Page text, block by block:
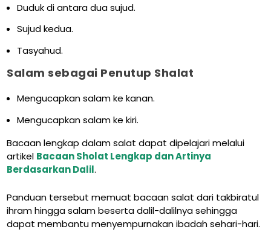
Duduk di antara dua sujud.
Sujud kedua.
Tasyahud.
Salam sebagai Penutup Shalat
Mengucapkan salam ke kanan.
Mengucapkan salam ke kiri.
Bacaan lengkap dalam salat dapat dipelajari melalui
artikel Bacaan Sholat Lengkap dan Artinya
Berdasarkan Dalil.
Panduan tersebut memuat bacaan salat dari takbiratul
ihram hingga salam beserta dalil-dalilnya sehingga
dapat membantu menyempurnakan ibadah sehari-hari.